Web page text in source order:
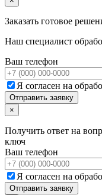
Заказать готовое
Наш специалист
Ваш телефон
Я согласен на
×
Получить ответ на
ключ
Ваш телефон
Я согласен на